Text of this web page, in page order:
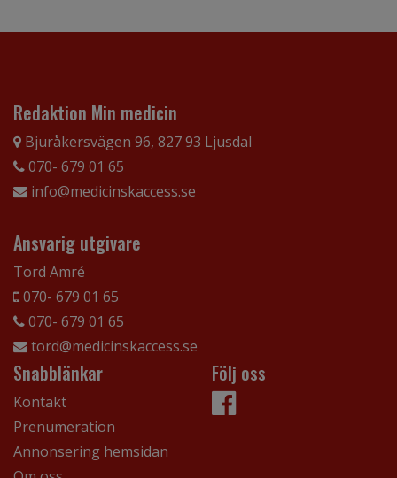
Redaktion Min medicin
Bjuråkersvägen 96, 827 93 Ljusdal
070- 679 01 65
info@medicinskaccess.se
Ansvarig utgivare
Tord Amré
070- 679 01 65
070- 679 01 65
tord@medicinskaccess.se
Snabblänkar
Kontakt
Prenumeration
Annonsering hemsidan
Följ oss